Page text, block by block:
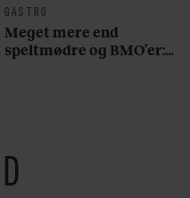
GASTRO
Meget mere end
speltmødre og BMO’er: